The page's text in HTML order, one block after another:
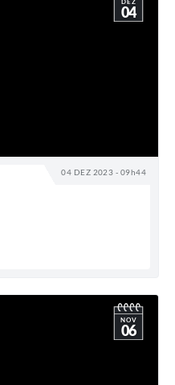
04 DEZ 2023 - 09h44
DEZ
04
NOV
06